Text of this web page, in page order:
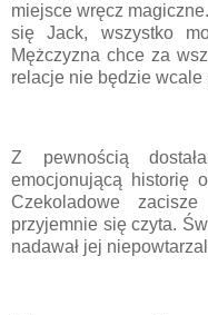
miejsce wręcz
się Jack, wszystko
Mężczyzna chce za
relacje nie będzie wcale
Z pewnością
emocjonującą historię
Czekoladowe
przyjemnie się czyta.
nadawał jej